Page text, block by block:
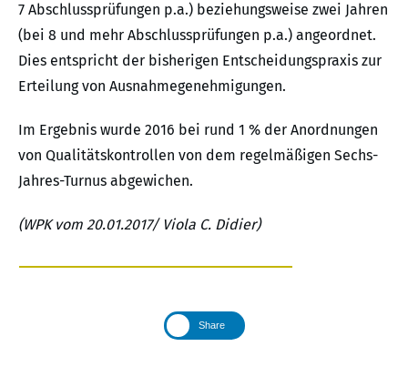
7 Abschlussprüfungen p.a.) beziehungsweise zwei Jahren
(bei 8 und mehr Abschlussprüfungen p.a.) angeordnet.
Dies entspricht der bisherigen Entscheidungspraxis zur
Erteilung von Ausnahmegenehmigungen.
Im Ergebnis wurde 2016 bei rund 1 % der Anordnungen
von Qualitätskontrollen von dem regelmäßigen Sechs-
Jahres-Turnus abgewichen.
(WPK vom 20.01.2017/ Viola C. Didier)
Share